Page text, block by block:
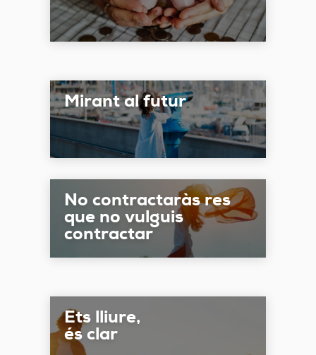
Mirant al futur
No contractaràs res
que no vulguis
contractar
Ets lliure,
és clar